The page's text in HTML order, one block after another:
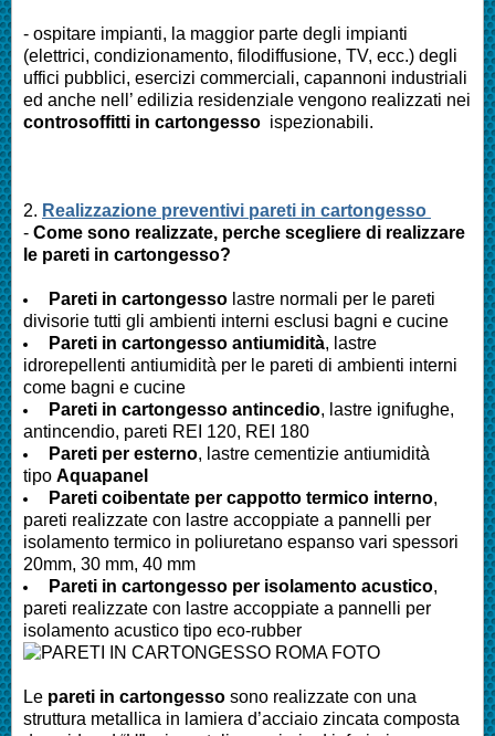
- ospitare impianti, la maggior parte degli impianti
(elettrici, condizionamento, filodiffusione, TV, ecc.) degli
uffici pubblici, esercizi commerciali, capannoni industriali
ed anche nell’ edilizia residenziale vengono realizzati nei
controsoffitti in cartongesso ispezionabili.
2. Realizzazione preventivi pareti in cartongesso
- Come sono realizzate, perche scegliere di realizzare
le pareti in cartongesso?
Pareti in cartongesso lastre normali per le pareti
divisorie tutti gli ambienti interni esclusi bagni e cucine
Pareti in cartongesso antiumidità, lastre
idrorepellenti antiumidità per le pareti di ambienti interni
come bagni e cucine
Pareti in cartongesso antincedio, lastre ignifughe,
antincendio, pareti REI 120, REI 180
Pareti per esterno, lastre cementizie antiumidità
tipo Aquapanel
Pareti coibentate per cappotto termico interno,
pareti realizzate con lastre accoppiate a pannelli per
isolamento termico in poliuretano espanso vari spessori
20mm, 30 mm, 40 mm
Pareti in cartongesso per isolamento acustico,
pareti realizzate con lastre accoppiate a pannelli per
isolamento acustico tipo eco-rubber
Le pareti in cartongesso sono realizzate con una
struttura metallica in lamiera d’acciaio zincata composta